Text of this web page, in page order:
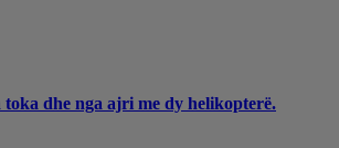
dhe nga ajri me dy helikopterë.